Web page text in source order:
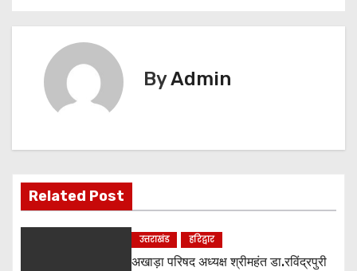
s
v
g
ByAdmin
Related Post
उत्तराखंड हरिद्वार
अखाड़ा परिषद अध्यक्ष श्रीमहंत डा.रविंद्रपुरी